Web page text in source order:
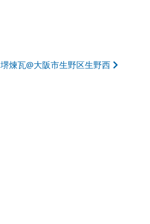
堺煉瓦@大阪市生野区生野西